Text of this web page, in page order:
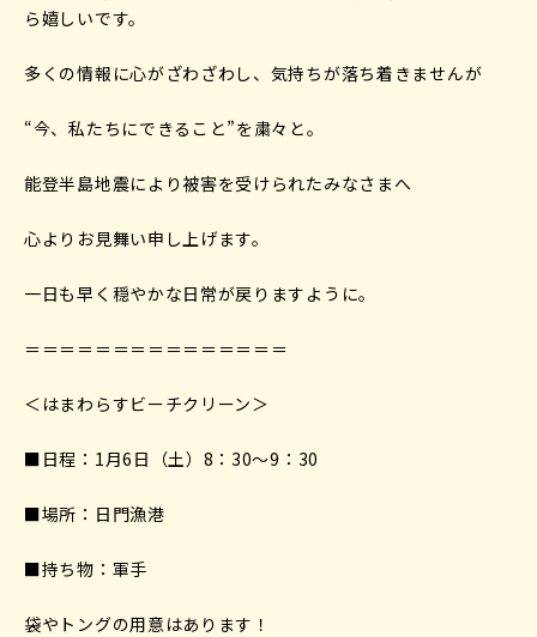
ら嬉しいです。
多くの情報に心がざわざわし、気持ちが落ち着きませんが
“今、私たちにできること”を粛々と。
能登半島地震により被害を受けられたみなさまへ
心よりお見舞い申し上げます。
一日も早く穏やかな日常が戻りますように。
＝＝＝＝＝＝＝＝＝＝＝＝＝＝＝
＜はまわらすビーチクリーン＞
■日程：1月6日（土）8：30～9：30
■場所：日門漁港
■持ち物：軍手
袋やトングの用意はあります！